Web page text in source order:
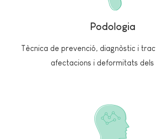
Podologia
Tècnica de prevenció, diagnòstic i
afectacions i deformitats dels